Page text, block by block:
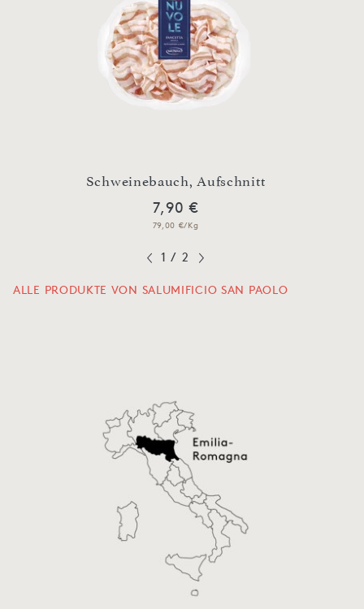
Schweinebauch, Aufschnitt
7,90 €
79,00 €/Kg
1 / 2
ALLE PRODUKTE VON SALUMIFICIO SAN PAOLO